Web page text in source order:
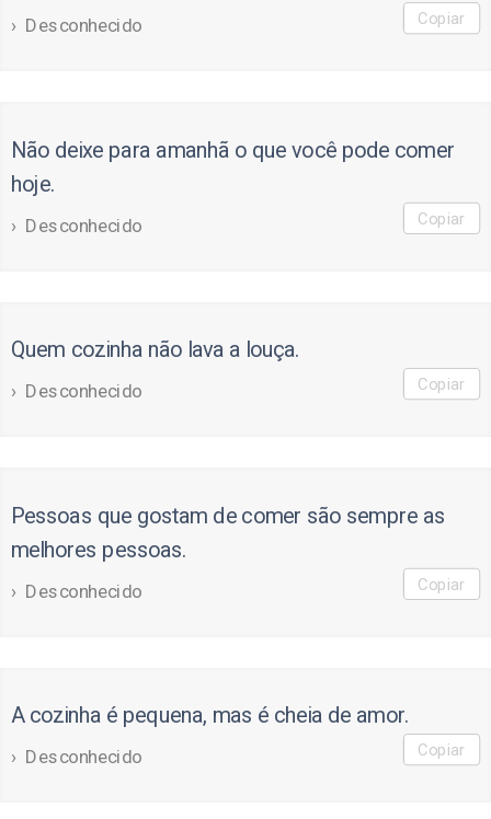
Desconhecido Copiar
Não deixe para amanhã o que você pode comer
hoje.
Desconhecido Copiar
Quem cozinha não lava a louça.
Desconhecido Copiar
Pessoas que gostam de comer são sempre as
melhores pessoas.
Desconhecido Copiar
A cozinha é pequena, mas é cheia de amor.
Desconhecido Copiar